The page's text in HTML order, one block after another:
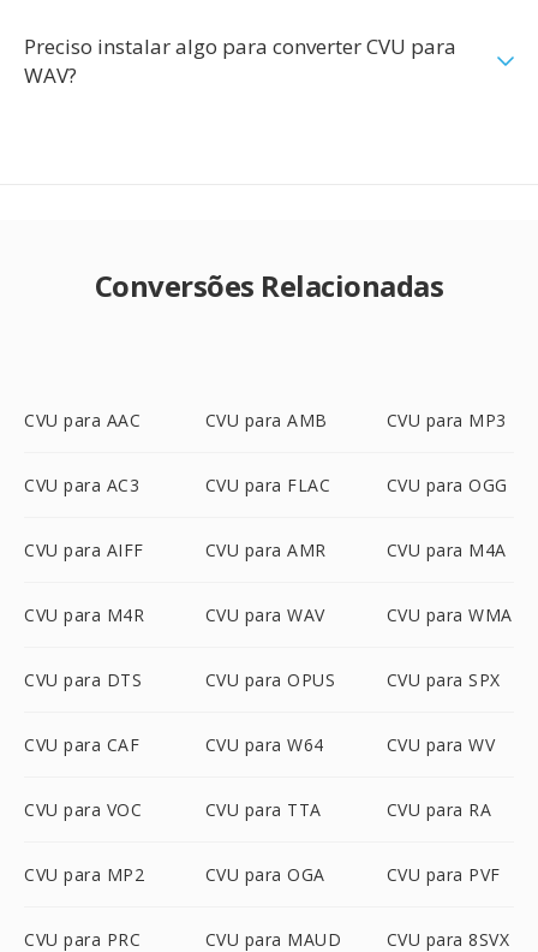
Preciso instalar algo para converter CVU para
WAV?
Conversões Relacionadas
CVU para AAC CVU para AMB CVU para MP3
CVU para AC3 CVU para FLAC CVU para OGG
CVU para AIFF CVU para AMR CVU para M4A
CVU para M4R CVU para WAV CVU para WMA
CVU para DTS CVU para OPUS CVU para SPX
CVU para CAF CVU para W64 CVU para WV
CVU para VOC CVU para TTA CVU para RA
CVU para MP2 CVU para OGA CVU para PVF
CVU para PRC CVU para MAUD CVU para 8SVX